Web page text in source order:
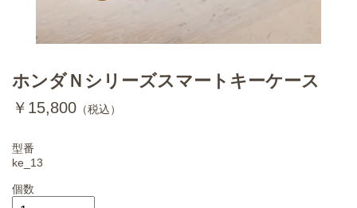
ホンダＮシリーズスマートキーケース
￥15,800 （税込）
型番
ke_13
個数